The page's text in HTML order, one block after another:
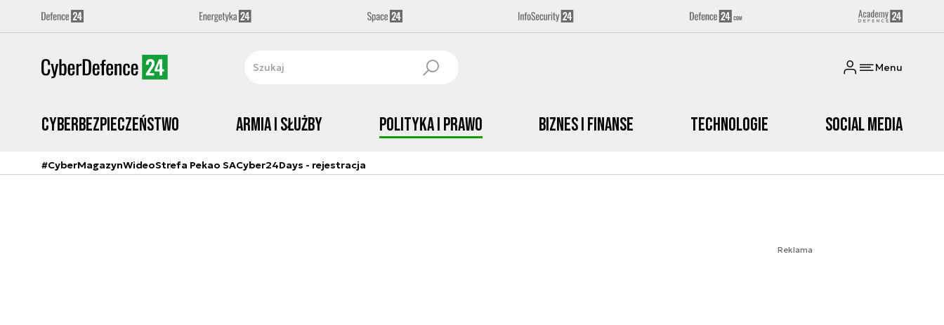
Menu
Cyberbezpieczeństwo Armia i Służby Polityka i prawo Biznes i Finanse Technologie Social media
#CyberMagazynWideoStrefa Pekao SACyber24Days - rejestracja
Reklama